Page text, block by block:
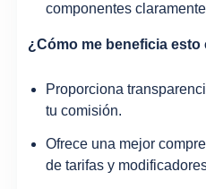
componentes
¿Cómo me beneficia
Proporciona
tu comisión.
Ofrece una mejor
de tarifas y